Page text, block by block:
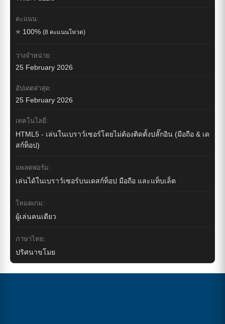
คะแนน:
⭐ 100% (8 คะแนนโหวต)
วางจำหน่าย:
25 February 2026
อัปเดตล่าสุด:
25 February 2026
เทคโนโลยี:
HTML5 - เล่นในเบราว์เซอร์โดยไม่ต้องติดตั้งปลั๊กอิน (มือถือ & เด
สก์ท็อป)
แพลตฟอร์ม:
เล่นได้ในเบราว์เซอร์บนเดสก์ท็อป มือถือ และแท็บเล็ต
โหมดเกม:
ผู้เล่นคนเดียว
ภาษาไทย:
ปริศนาขโมย